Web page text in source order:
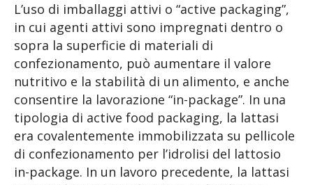
L’uso di imballaggi attivi o “active packaging”,
in cui agenti attivi sono impregnati dentro o
sopra la superficie di materiali di
confezionamento, può aumentare il valore
nutritivo e la stabilità di un alimento, e anche
consentire la lavorazione “in-package”. In una
tipologia di active food packaging, la lattasi
era covalentemente immobilizzata su pellicole
di confezionamento per l’idrolisi del lattosio
in-package. In un lavoro precedente, la lattasi